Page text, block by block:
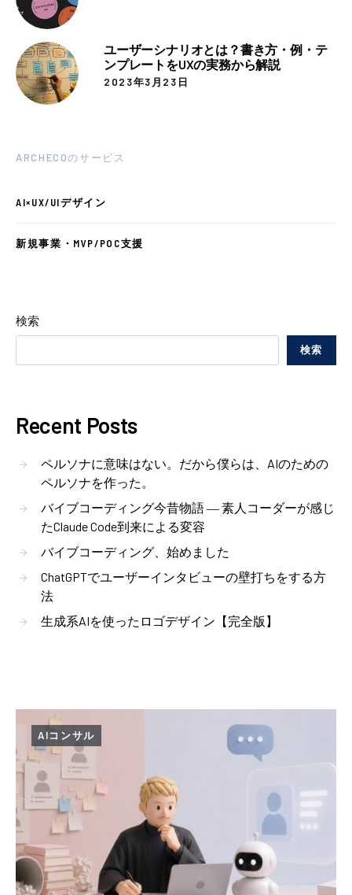
ユーザーシナリオとは？書き方・例・テ
ンプレートをUXの実務から解説
2023年3月23日
ARCHECOのサービス
AI×UX/UIデザイン
新規事業・MVP/POC支援
検索
検索
Recent Posts
ペルソナに意味はない。だから僕らは、AIのための
ペルソナを作った。
バイブコーディング今昔物語 ― 素人コーダーが感じ
たClaude Code到来による変容
バイブコーディング、始めました
ChatGPTでユーザーインタビューの壁打ちをする方
法
生成系AIを使ったロゴデザイン【完全版】
AIコンサル